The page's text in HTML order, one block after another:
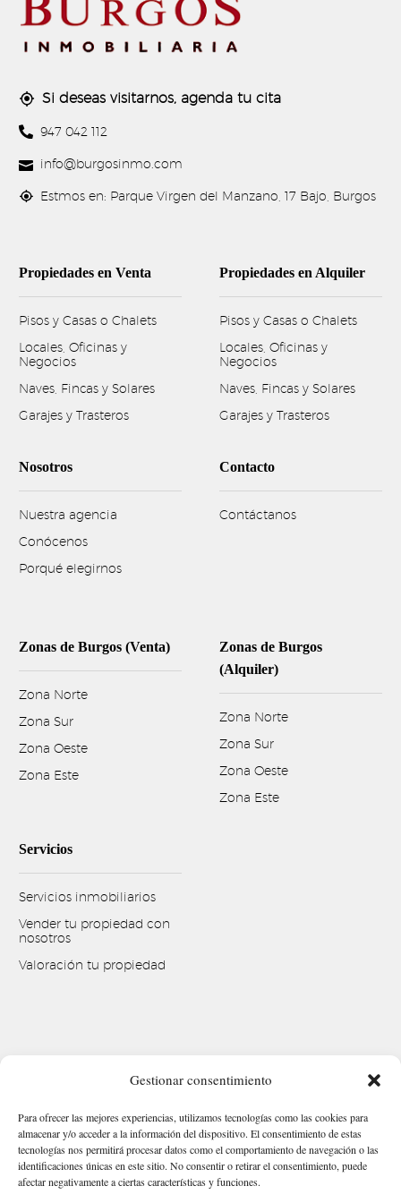
Gestionar consentimiento
Para ofrecer las mejores experiencias, utilizamos tecnologías como las cookies para
almacenar y/o acceder a la información del dispositivo. El consentimiento de estas
tecnologías nos permitirá procesar datos como el comportamiento de navegación o las
identificaciones únicas en este sitio. No consentir o retirar el consentimiento, puede
afectar negativamente a ciertas características y funciones.

 Si deseas visitarnos, agenda tu cita

 947 042 112

 info@burgosinmo.com

 Estmos en: Parque Virgen del Manzano, 17 Bajo, Burgos
Propiedades en Venta
Pisos y Casas o Chalets
Locales, Oficinas y
Negocios
Naves, Fincas y Solares
Garajes y Trasteros
Propiedades en Alquiler
Pisos y Casas o Chalets
Locales, Oficinas y
Negocios
Naves, Fincas y Solares
Garajes y Trasteros
Nosotros
Nuestra agencia
Conócenos
Porqué elegirnos
Contacto
Contáctanos
Zonas de Burgos (Venta)
Zona Norte
Zona Sur
Zona Oeste
Zona Este
Zonas de Burgos
(Alquiler)
Zona Norte
Zona Sur
Zona Oeste
Zona Este
Servicios
Servicios inmobiliarios
Vender tu propiedad con
nosotros
Valoración tu propiedad
Aviso legal Política de Privacidad